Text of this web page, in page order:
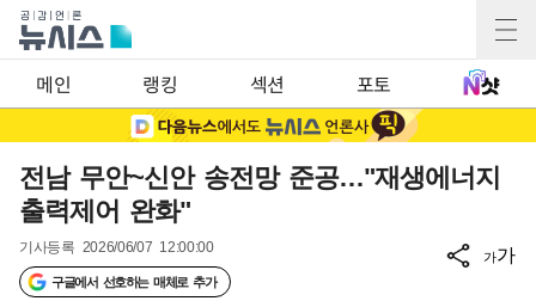
메인 랭킹 섹션 포토
전남 무안~신안 송전망 준공…"재생에너지
출력제어 완화"
기사등록 2026/06/07 12:00:00
구글에서 선호하는 매체로 추가
가가